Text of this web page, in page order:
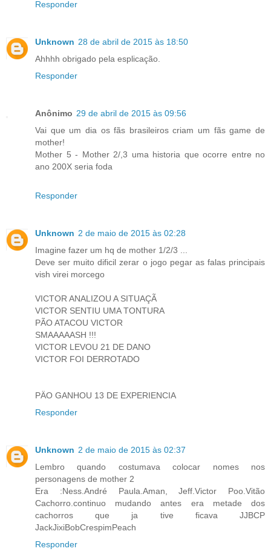
Responder
Unknown 28 de abril de 2015 às 18:50
Ahhhh obrigado pela esplicação.
Responder
Anônimo 29 de abril de 2015 às 09:56
Vai que um dia os fãs brasileiros criam um fãs game de
mother!
Mother 5 - Mother 2/,3 uma historia que ocorre entre no
ano 200X seria foda
Responder
Unknown 2 de maio de 2015 às 02:28
Imagine fazer um hq de mother 1/2/3 ...
Deve ser muito dificil zerar o jogo pegar as falas principais
vish virei morcego
VICTOR ANALIZOU A SITUAÇÃ
VICTOR SENTIU UMA TONTURA
PÃO ATACOU VICTOR
SMAAAAASH !!!
VICTOR LEVOU 21 DE DANO
VICTOR FOI DERROTADO
PÄO GANHOU 13 DE EXPERIENCIA
Responder
Unknown 2 de maio de 2015 às 02:37
Lembro quando costumava colocar nomes nos
personagens de mother 2
Era :Ness.André Paula.Aman, Jeff.Victor Poo.Vitão
Cachorro.continuo mudando antes era metade dos
cachorros que ja tive ficava JJBCP
JackJixiBobCrespimPeach
Responder